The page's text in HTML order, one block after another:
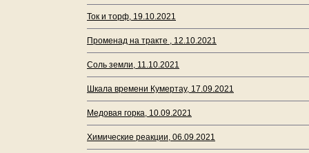
Ток и торф, 19.10.2021
Променад на тракте , 12.10.2021
Соль земли, 11.10.2021
Шкала времени Кумертау, 17.09.2021
Медовая горка, 10.09.2021
Химические реакции, 06.09.2021